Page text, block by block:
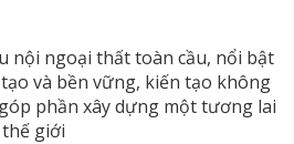
nội ngoại thất toàn cầu, nổi bật
và bền vững, kiến tạo không
phần xây dựng một tương lai
giới